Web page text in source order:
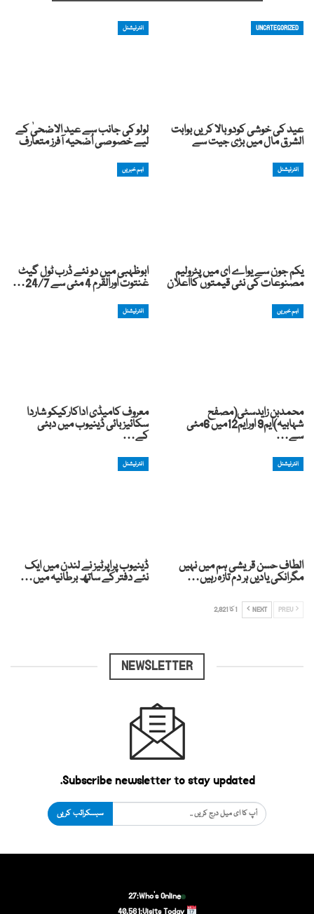
UNCATEGORIZED
عید کی خوشی کودوبالا کریں بوابت
الشرق مال میں بڑی جیت سے
انٹرنیشنل
لولو کی جانب سے عید الاضحیٰ کے
لیے خصوصی اُضحیہ آفرز متعارف
انٹرنیشنل
یکم جون سے یواے ای میں پٹرولیم
مصنوعات کی نئی قیمتوں کااعلان
اہم خبریں
ابوظہبی میں دو نئے ڈرب ٹول گیٹ
غنتوت اورالقرم 4 مئی سے 24/7…
اہم خبریں
محمدبن زایدسٹی(مصفح
شہابیہ)ایم9 اورایم12میں 6مئی
سے…
انٹرنیشنل
معروف کامیڈی اداکارکیکو شاردا
سکائیز بائی ڈینیوب میں دبئی
کے…
انٹرنیشنل
الطاف حسن قریشی ہم میں نہیں
مگرانکی یادیں ہر دم تازہ رہیں…
انٹرنیشنل
ڈینیوب پراپرٹیز نے لندن میں ایک
نئے دفتر کے ساتھ برطانیہ میں…
NEXT 1 کا 2,821
NEWSLETTER
Subscribe newsletter to stay updated.
سبسکرائب کریں
Who's Online:
27